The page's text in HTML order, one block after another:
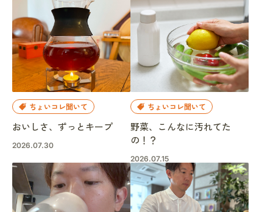
ちょいコレ聞いて
おいしさ、ずっとキープ
2026.07.30
ちょいコレ聞いて
野菜、こんなに汚れてた
の！？
2026.07.15